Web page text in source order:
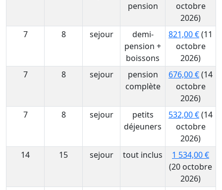
pension
octobre
2026)
7
8 sejour
demi-
pension +
boissons
821,00 €(11
octobre
2026)
7
8 sejour
pension
complète
676,00 €(14
octobre
2026)
7
8 sejour
petits
déjeuners
532,00 €(14
octobre
2026)
14
15 sejour tout inclus
1 534,00 €
(20 octobre
2026)